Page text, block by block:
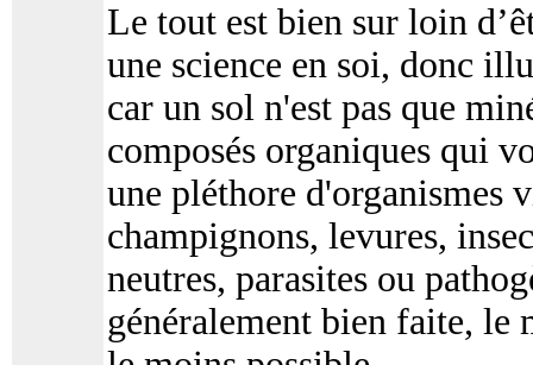
Le tout est bien sur loin
une science en soi, donc
car un sol n'est pas que
composés organiques qui
une pléthore d'organismes
champignons, levures,
neutres, parasites ou
généralement bien faite, le